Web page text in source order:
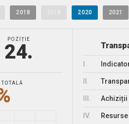
2018 2020 2021
POZIȚIE
24.
TOTALĂ
Achiziții
IV.